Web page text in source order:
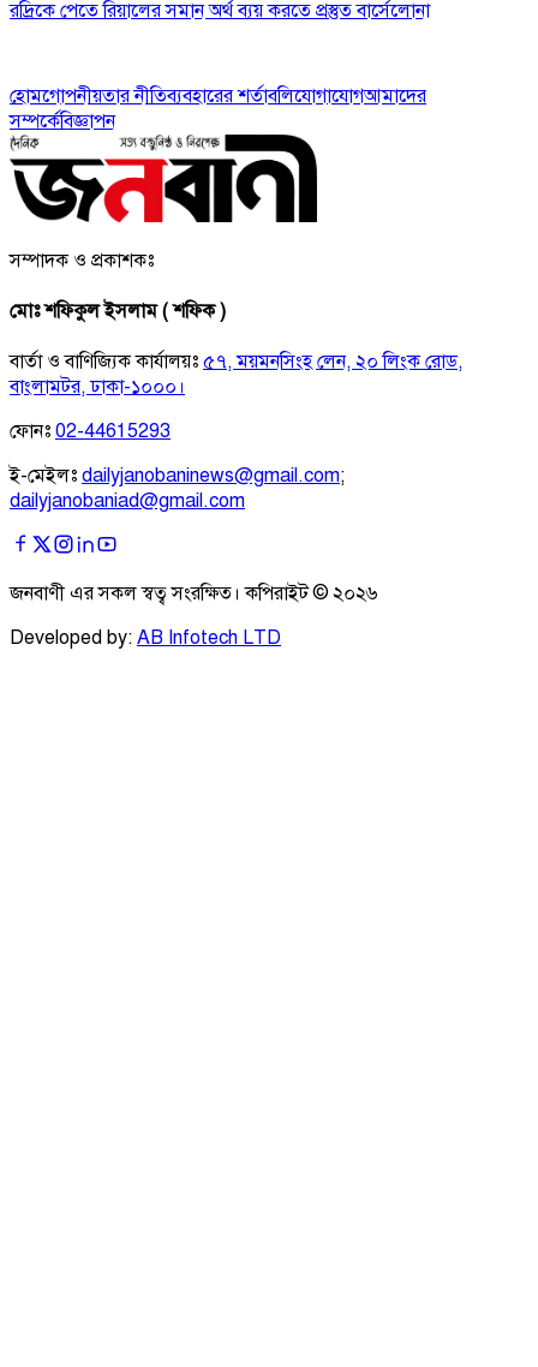
রদ্রিকে পেতে রিয়ালের সমান অর্থ ব্যয় করতে প্রস্তুত বার্সেলোনা
হোমগোপনীয়তার নীতিব্যবহারের শর্তাবলিযোগাযোগআমাদের
সম্পর্কেবিজ্ঞাপন
সম্পাদক ও প্রকাশকঃ
মোঃ শফিকুল ইসলাম ( শফিক )
বার্তা ও বাণিজ্যিক কার্যালয়ঃ ৫৭, ময়মনসিংহ লেন, ২০ লিংক রোড,
বাংলামটর, ঢাকা-১০০০।
ফোনঃ 02-44615293
ই-মেইলঃ dailyjanobaninews@gmail.com;
dailyjanobaniad@gmail.com
জনবাণী এর সকল স্বত্ব সংরক্ষিত। কপিরাইট © ২০২৬
Developed by: AB Infotech LTD